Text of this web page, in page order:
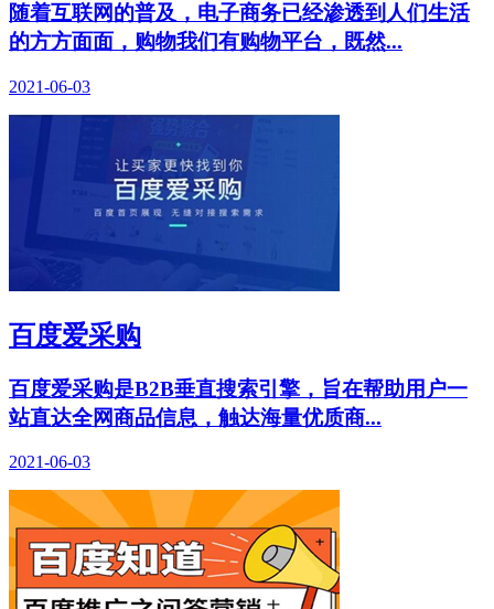
随着互联网的普及，电子商务已经渗透到人们生活
的方方面面，购物我们有购物平台，既然...
2021-06-03
百度爱采购
百度爱采购是B2B垂直搜索引擎，旨在帮助用户一
站直达全网商品信息，触达海量优质商...
2021-06-03